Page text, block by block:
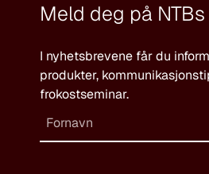
Meld deg på
I nyhetsbrevene får du
produkter,
frokostseminar.